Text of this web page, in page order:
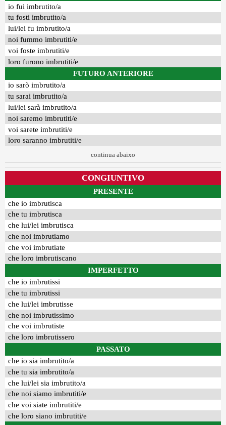
io fui imbrutito/a
tu fosti imbrutito/a
lui/lei fu imbrutito/a
noi fummo imbrutiti/e
voi foste imbrutiti/e
loro furono imbrutiti/e
FUTURO ANTERIORE
io sarò imbrutito/a
tu sarai imbrutito/a
lui/lei sarà imbrutito/a
noi saremo imbrutiti/e
voi sarete imbrutiti/e
loro saranno imbrutiti/e
continua abaixo
CONGIUNTIVO
PRESENTE
che io imbrutisca
che tu imbrutisca
che lui/lei imbrutisca
che noi imbrutiamo
che voi imbrutiate
che loro imbrutiscano
IMPERFETTO
che io imbrutissi
che tu imbrutissi
che lui/lei imbrutisse
che noi imbrutissimo
che voi imbrutiste
che loro imbrutissero
PASSATO
che io sia imbrutito/a
che tu sia imbrutito/a
che lui/lei sia imbrutito/a
che noi siamo imbrutiti/e
che voi siate imbrutiti/e
che loro siano imbrutiti/e